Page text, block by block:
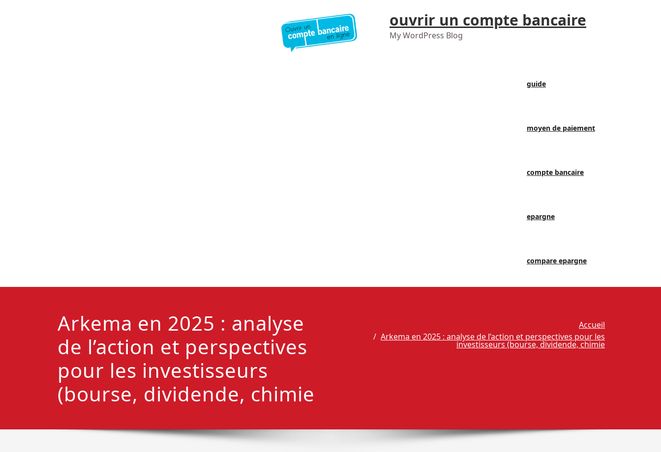
ouvrir un compte bancaire
My WordPress Blog
guide
moyen de paiement
compte bancaire
epargne
compare epargne
Arkema en 2025 : analyse
de l’action et perspectives
pour les investisseurs
(bourse, dividende, chimie
Accueil
Arkema en 2025 : analyse de l’action et perspectives pour les
investisseurs (bourse, dividende, chimie